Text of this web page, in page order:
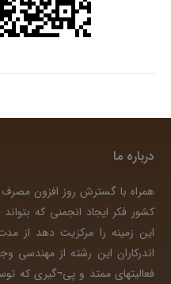
درباره ما
همراه با گسترش روز افزون
کشور فکر ایجاد انجمنی که
این زمینه را مرکزیت دهد
اندرکاران این رشته از
فعالیتهای ممتد و پی¬گیری که